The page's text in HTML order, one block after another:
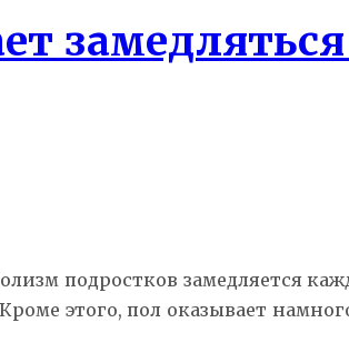
подростков замедляется
этого, пол оказывает